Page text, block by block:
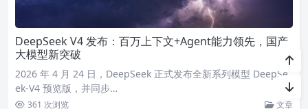
DeepSeek V4 发布：百万上下文+Agent能力领先，国产
大模型新突破
2026 年 4 月 24 日，DeepSeek 正式发布全新系列模型 DeepSe
ek-V4 预览版，并同步…
361 次浏览 文章